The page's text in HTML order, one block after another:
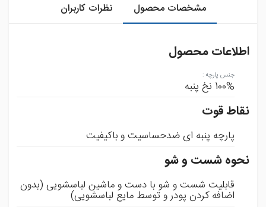
مشخصات محصول نظرات کاربران
اطلاعات محصول
جنس پارچه:
100% نخ پنبه
نقاط قوت
پارچه پنبه ای ضدحساسیت و باکیفیت
نحوه شست و شو
قابلیت شست و شو با دست و ماشین لباسشویی (بدون
اضافه کردن پودر و توسط مایع لباسشویی)